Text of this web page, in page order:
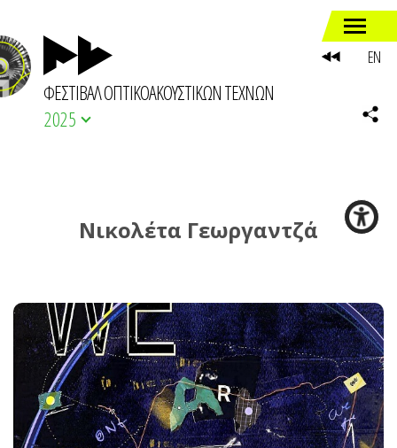
ΦΕΣΤΙΒΑΛ ΟΠΤΙΚΟΑΚΟΥΣΤΙΚΩΝ ΤΕΧΝΩΝ
2025
Νικολέτα Γεωργαντζά
EN